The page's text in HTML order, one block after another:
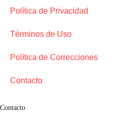
Política de Privacidad
Términos de Uso
Política de Correcciones
Contacto
Contacto